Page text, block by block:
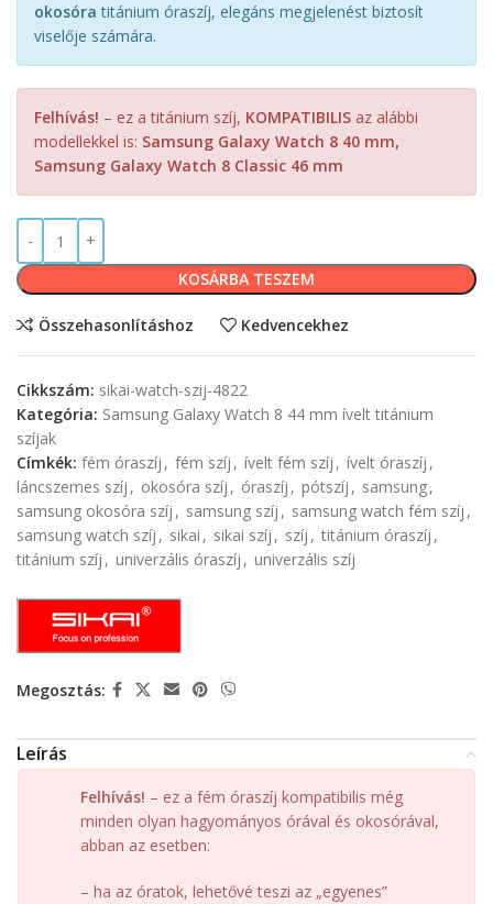
okosóra titánium óraszíj, elegáns megjelenést biztosít
viselője számára.
Felhívás! – ez a titánium szíj, KOMPATIBILIS az alábbi
modellekkel is: Samsung Galaxy Watch 8 40 mm,
Samsung Galaxy Watch 8 Classic 46 mm
KOSÁRBA TESZEM
Összehasonlításhoz Kedvencekhez
Cikkszám: sikai-watch-szij-4822
Kategória: Samsung Galaxy Watch 8 44 mm ívelt titánium
szíjak
Címkék: fém óraszíj , fém szíj , ívelt fém szíj , ívelt óraszíj ,
láncszemes szíj , okosóra szíj , óraszíj , pótszíj , samsung,
samsung okosóra szíj , samsung szíj , samsung watch fém szíj ,
samsung watch szíj , sikai , sikai szíj , szíj , titánium óraszíj ,
titánium szíj , univerzális óraszíj , univerzális szíj
Megosztás:
Leírás
Felhívás! – ez a fém óraszíj kompatibilis még
minden olyan hagyományos órával és okosórával,
abban az esetben:
– ha az óratok, lehetővé teszi az „egyenes”